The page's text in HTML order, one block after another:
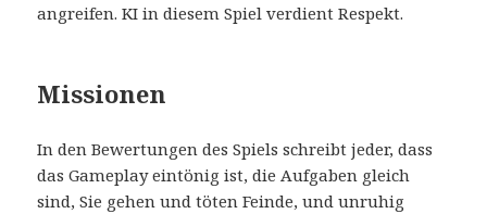
angreifen. KI in diesem Spiel verdient Respekt.
Missionen
In den Bewertungen des Spiels schreibt jeder, dass
das Gameplay eintönig ist, die Aufgaben gleich
sind, Sie gehen und töten Feinde, und unruhig